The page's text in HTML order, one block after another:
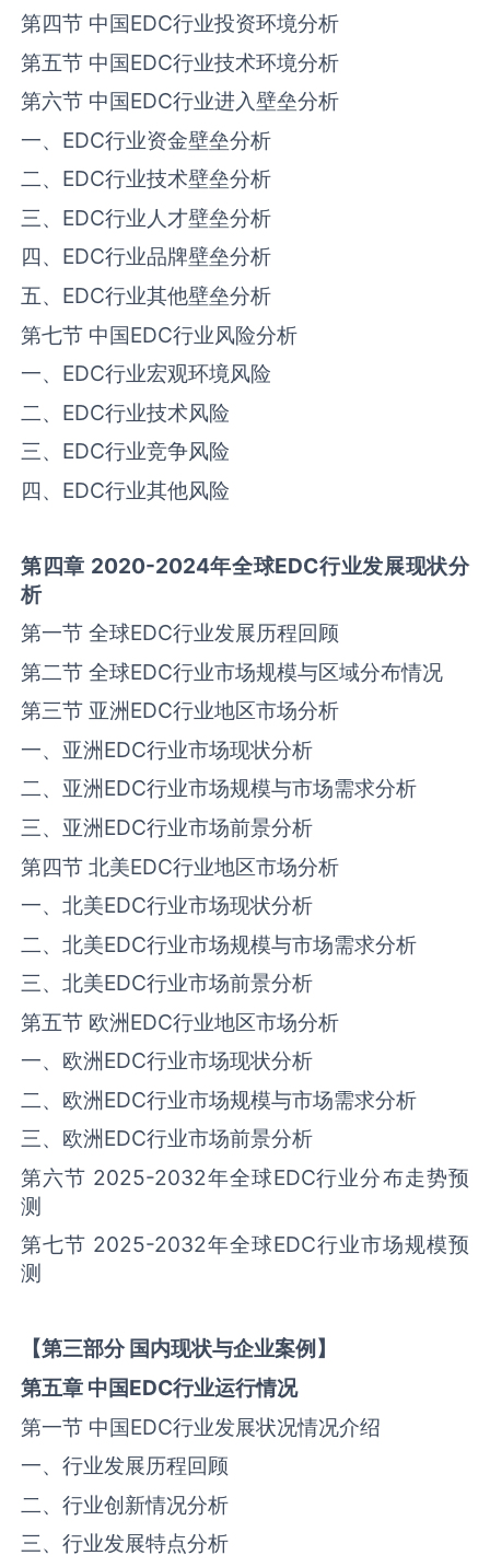
第四节 中国‌‌EDC‌‌行业投资环境分析
第五节 中国‌‌EDC‌‌行业技术环境分析
第六节 中国‌‌EDC‌‌行业进入壁垒分析
一、‌‌EDC‌‌行业资金壁垒分析
二、‌‌EDC‌‌行业技术壁垒分析
三、‌‌EDC‌‌行业人才壁垒分析
四、‌‌EDC‌‌行业品牌壁垒分析
五、‌‌EDC‌‌行业其他壁垒分析
第七节 中国‌‌EDC‌‌行业风险分析
一、‌‌EDC‌‌行业宏观环境风险
二、‌‌EDC‌‌行业技术风险
三、‌‌EDC‌‌行业竞争风险
四、‌‌EDC‌‌行业其他风险
第四章 2020-2024年全球EDC行业发展现状分
析
第一节 全球‌‌EDC‌‌行业发展历程回顾
第二节 全球‌‌EDC‌‌行业市场规模与区域分‌布情况
第三节 亚洲‌‌EDC‌‌行业地区市场分析
一、亚洲‌‌EDC‌‌行业市场现状分析
二、亚洲‌‌EDC‌‌行业市场规模与市场需求分析
三、亚洲‌‌EDC‌‌行业市场前景分析
第四节 北美‌‌EDC‌‌行业地区市场分析
一、北美‌‌EDC‌‌行业市场现状分析
二、北美‌‌EDC‌‌行业市场规模与市场需求分析
三、北美‌‌EDC‌‌行业市场前景分析
第五节 欧洲‌‌EDC‌‌行业地区市场分析
一、欧洲‌‌EDC‌‌行业市场现状分析
二、欧洲‌‌EDC‌‌行业市场规模与市场需求分析
三、欧洲‌‌EDC‌‌行业市场前景分析
第六节 2025-2032年全球‌‌EDC‌‌行业分‌布走势预
测
第七节 2025-2032年全球‌‌EDC‌‌行业市场规模预
测
【第三部分 国内现状与企业案例】
第五章 中国EDC行业运行情况
第一节 中国‌‌EDC‌‌行业发展状况情况介绍
一、行业发展历程回顾
二、行业创新情况分析
三、行业发展特点分析